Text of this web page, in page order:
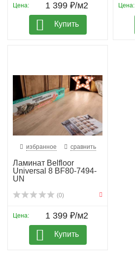
Цена: 1 399 ₽/м2
Купить
Цена:
избранное сравнить
Ламинат Belfloor
Universal 8 BF80-7494-
UN
(0)
Цена: 1 399 ₽/м2
Купить